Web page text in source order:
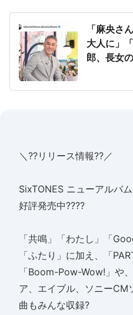
「麻央さ
大人に」
郎、長女
＼??リリース情報??／
SixTONES ニューアルバム
好評発売中????
「共鳴」「わたし」「
「ふたり」に加え、「
「Boom-Pow-Wow!」や
ア、エイブル、ソニーCM
曲もみんな収録?